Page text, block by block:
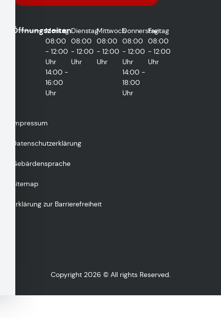
Öffnungszeiten
Montag
08:00
- 12:00
Uhr
14:00 -
16:00
Uhr
Dienstag
08:00
- 12:00
Uhr
Mittwoch
08:00
- 12:00
Uhr
Donnerstag
08:00
- 12:00
Uhr
14:00 -
18:00
Uhr
Freitag
08:00
- 12:00
Uhr
Impressum
Datenschutzerklärung
Gebärdensprache
Sitemap
Erklärung zur Barrierefreiheit
Copyright 2026 © All rights Reserved.